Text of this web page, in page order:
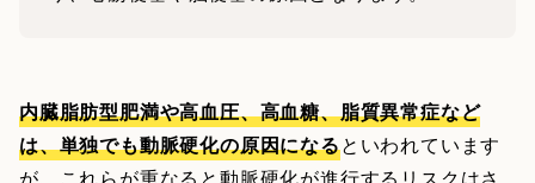
内臓脂肪型肥満や高血圧、高血糖、脂質異常症など
は、単独でも動脈硬化の原因になるといわれています